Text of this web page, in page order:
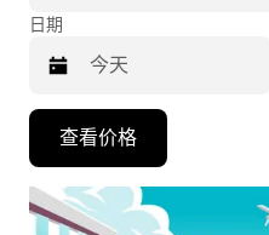
日期
向
下
箭
查看价格